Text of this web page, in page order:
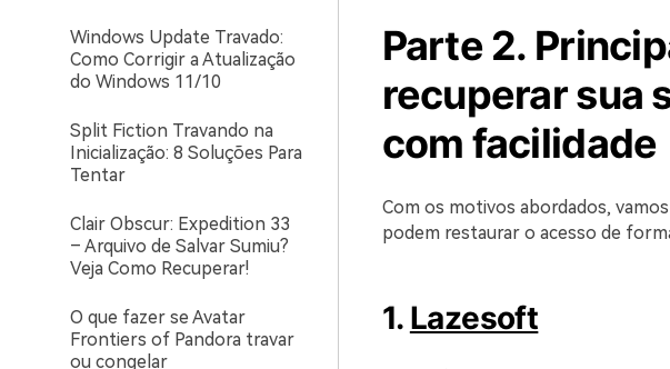
Windows Update Travado:
Como Corrigir a Atualização
do Windows 11/10
Split Fiction Travando na
Inicialização: 8 Soluções Para
Tentar
Clair Obscur: Expedition 33
– Arquivo de Salvar Sumiu?
Veja Como Recuperar!
O que fazer se Avatar
Frontiers of Pandora travar
ou congelar
Parte 2.
recuperar sua
com facilidade
Com os motivos abordados,
podem restaurar o acesso de
1. Lazesoft